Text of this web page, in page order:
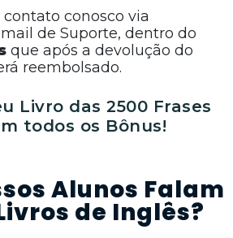
conosco via
de Suporte, dentro do
que após a devolução do
reembolsado.
Livro das 2500 Frases
todos os Bônus!
Alunos Falam
de Inglês?